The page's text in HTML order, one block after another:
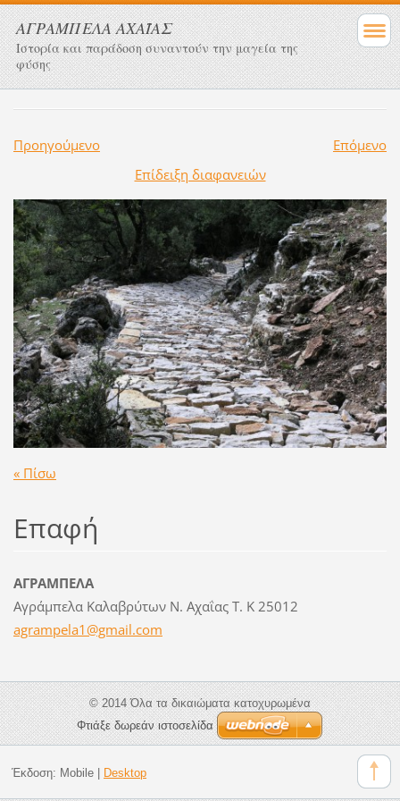
ΑΓΡΑΜΠΕΛΑ ΑΧΑΪΑΣ
Ιστορία και παράδοση συναντούν την μαγεία της
φύσης
Προηγούμενο
Επόμενο
Επίδειξη διαφανειών
« Πίσω
Επαφή
ΑΓΡΑΜΠΕΛΑ
Αγράμπελα Καλαβρύτων Ν. Αχαΐας Τ. Κ 25012
agrampela1@gmail.com
© 2014 Όλα τα δικαιώματα κατοχυρωμένα
Φτιάξε δωρεάν ιστοσελίδα
Έκδοση: Mobile| Desktop